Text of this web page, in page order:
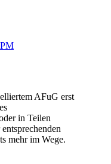
AFuG erst
in Teilen
mehr im Wege.